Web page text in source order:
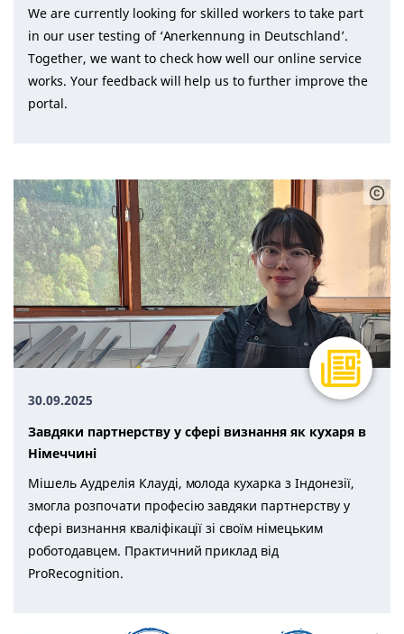
We are currently looking for skilled workers to take part
in our user testing of ‘Anerkennung in Deutschland’.
Together, we want to check how well our online service
works. Your feedback will help us to further improve the
portal.
30.09.2025
Завдяки партнерству у сфері визнання як кухаря в
Німеччині
Мішель Аудрелія Клауді, молода кухарка з Індонезії,
змогла розпочати професію завдяки партнерству у
сфері визнання кваліфікації зі своїм німецьким
роботодавцем. Практичний приклад від
ProRecognition.